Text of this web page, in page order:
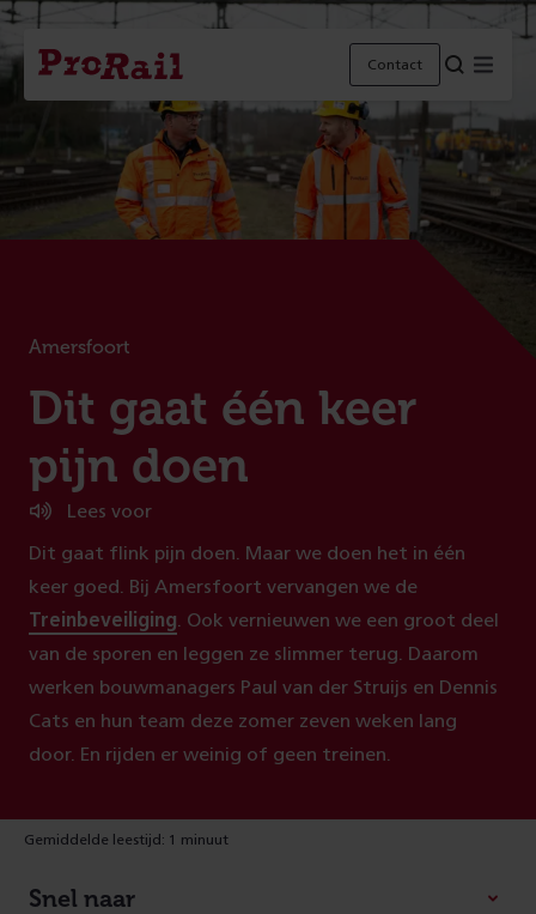
Navigatie
Homepage
ProRail
Contact
Amersfoort
:
Dit gaat één keer
pijn doen
Lees voor
Dit gaat flink pijn doen. Maar we doen het in één
keer goed. Bij Amersfoort vervangen we de
Treinbeveiliging . Ook vernieuwen we een groot deel
van de sporen en leggen ze slimmer terug. Daarom
werken bouwmanagers Paul van der Struijs en Dennis
Cats en hun team deze zomer zeven weken lang
door. En rijden er weinig of geen treinen.
Gemiddelde leestijd: 1 minuut
Snel naar